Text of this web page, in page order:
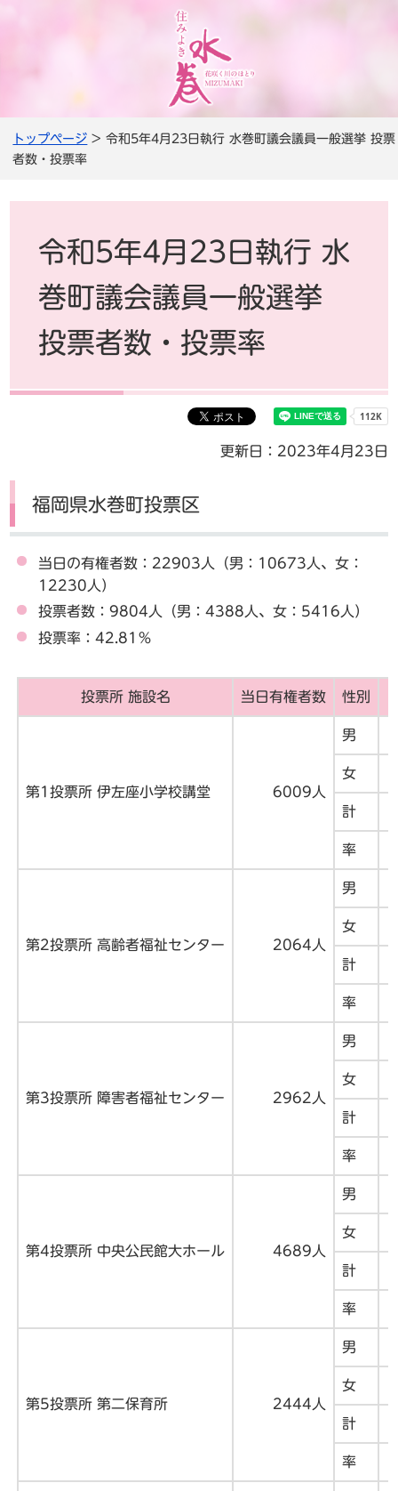
トップページ > 令和5年4月23日執行 水巻町議会議員一般選挙 投票
者数・投票率
令和5年4月23日執行 水
巻町議会議員一般選挙
投票者数・投票率
更新日：2023年4月23日
福岡県水巻町投票区
当日の有権者数：22903人（男：10673人、女：
12230人）
投票者数：9804人（男：4388人、女：5416人）
投票率：42.81％
投票所 施設名 当日有権者数 性別
第1投票所 伊左座小学校講堂 6009人
男
女
計
率
第2投票所 高齢者福祉センター 2064人
男
女
計
率
第3投票所 障害者福祉センター 2962人
男
女
計
率
第4投票所 中央公民館大ホール 4689人
男
女
計
率
第5投票所 第二保育所 2444人
男
女
計
率